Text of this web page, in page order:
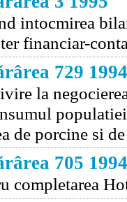
intocmirea
financiar-
729 1994
la
de porcine si
705 1994
completarea